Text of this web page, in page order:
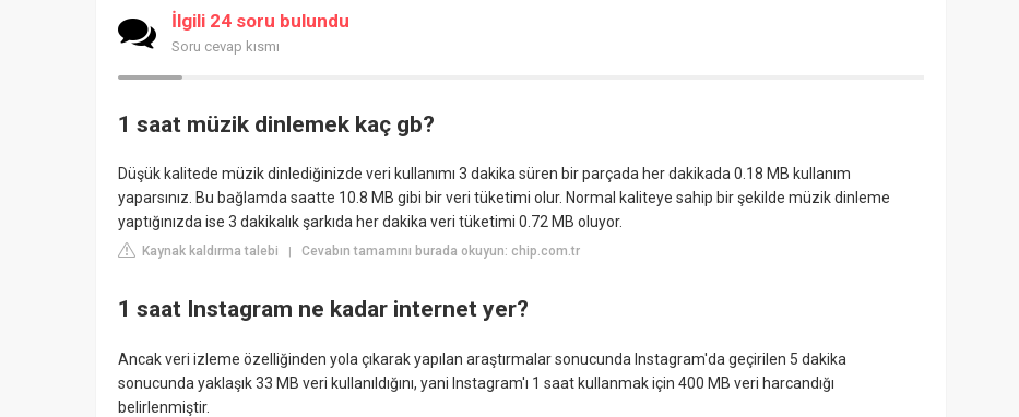
İlgili 24 soru bulundu
Soru cevap kısmı
1 saat müzik dinlemek kaç gb?
Düşük kalitede müzik dinlediğinizde veri kullanımı 3 dakika süren bir parçada her dakikada 0.18 MB kullanım
yaparsınız. Bu bağlamda saatte 10.8 MB gibi bir veri tüketimi olur. Normal kaliteye sahip bir şekilde müzik dinleme
yaptığınızda ise 3 dakikalık şarkıda her dakika veri tüketimi 0.72 MB oluyor.
Kaynak kaldırma talebi | Cevabın tamamını burada okuyun: chip.com.tr
1 saat Instagram ne kadar internet yer?
Ancak veri izleme özelliğinden yola çıkarak yapılan araştırmalar sonucunda Instagram'da geçirilen 5 dakika
sonucunda yaklaşık 33 MB veri kullanıldığını, yani Instagram'ı 1 saat kullanmak için 400 MB veri harcandığı
belirlenmiştir.